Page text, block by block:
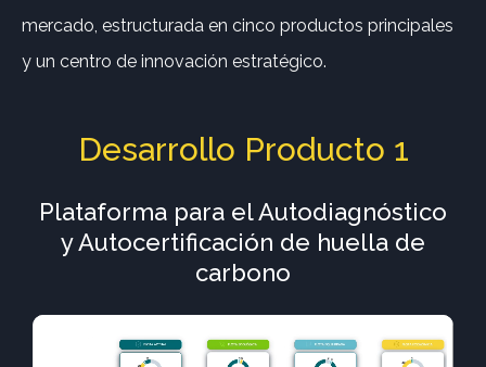
mercado, estructurada en cinco productos principales
y un centro de innovación estratégico.
Desarrollo Producto 1
Plataforma para el Autodiagnóstico
y Autocertificación de huella de
carbono